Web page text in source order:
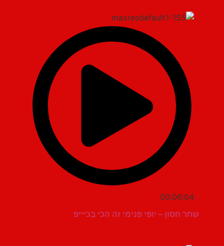
00:06:04
שחר חסון – יופי פנימי זה הכי בכיייפ